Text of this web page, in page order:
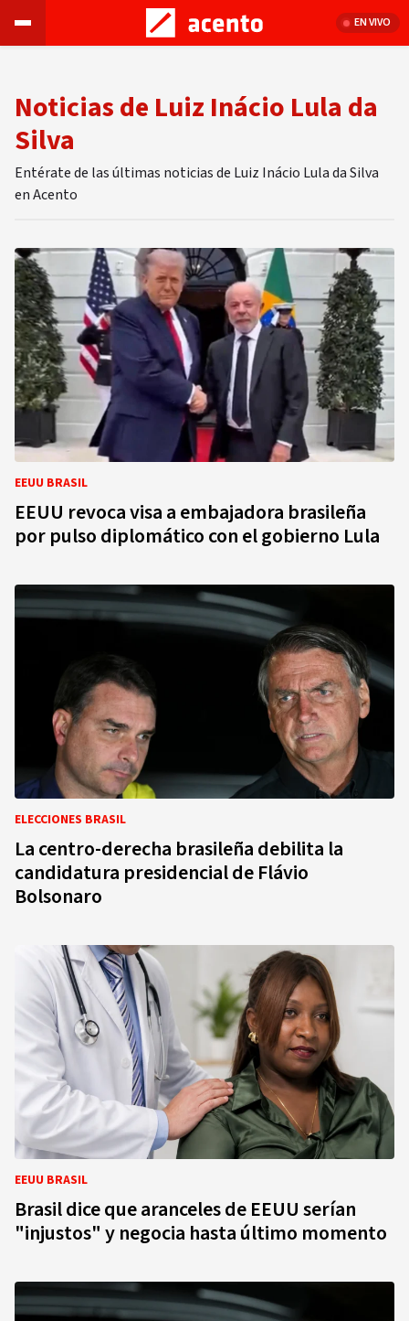
EN VIVO
Noticias de Luiz Inácio Lula da
Silva
Entérate de las últimas noticias de Luiz Inácio Lula da Silva
en Acento
EEUU BRASIL
EEUU revoca visa a embajadora brasileña
por pulso diplomático con el gobierno Lula
ELECCIONES BRASIL
La centro-derecha brasileña debilita la
candidatura presidencial de Flávio
Bolsonaro
EEUU BRASIL
Brasil dice que aranceles de EEUU serían
"injustos" y negocia hasta último momento